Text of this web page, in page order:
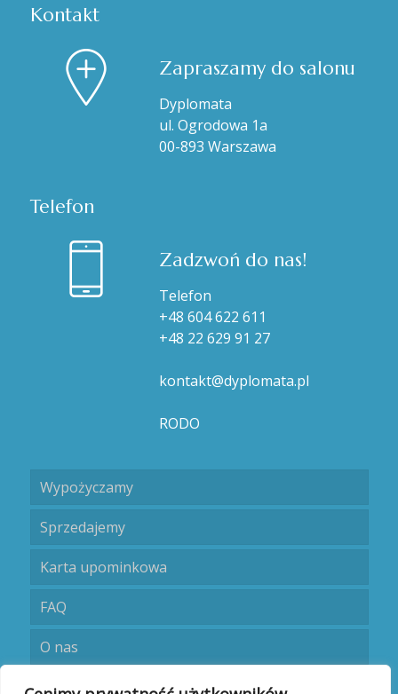
Kontakt
Zapraszamy do salonu
Dyplomata
ul. Ogrodowa 1a
00-893 Warszawa
Telefon
Zadzwoń do nas!
Telefon
+48 604 622 611
+48 22 629 91 27
kontakt@dyplomata.pl
RODO
Wypożyczamy
Sprzedajemy
Karta upominkowa
FAQ
O nas
Umów się